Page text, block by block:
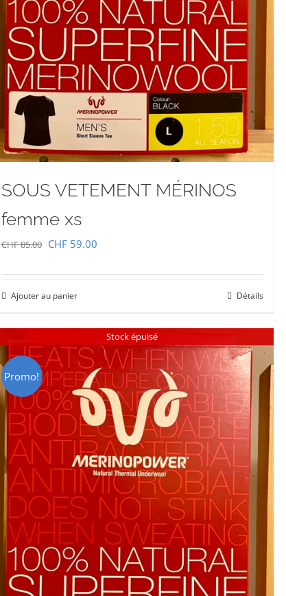
SOUS VETEMENT MÉRINOS
femme xs
CHF85.00 Le
était :
CHF 85.00.
CHF59.00Le
CHF 59.00.
Ajouter au panier Détails
Stock épuisé
Promo!